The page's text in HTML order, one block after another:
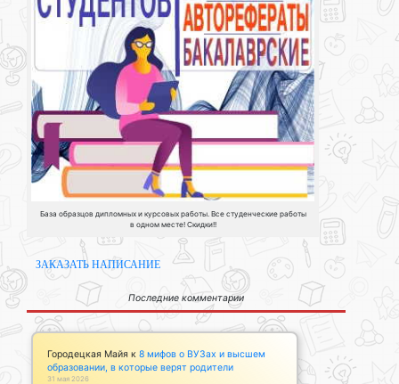
База образцов дипломных и курсовых работы. Все студенческие работы
в одном месте! Скидки!!
ЗАКАЗАТЬ НАПИСАНИЕ
Последние комментарии
Городецкая Майя к 8 мифов о ВУЗах и высшем
образовании, в которые верят родители
31 мая 2026